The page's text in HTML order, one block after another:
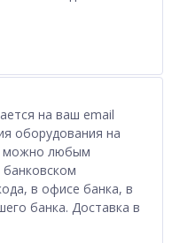
на ваш email
оборудования на
можно любым
в офисе банка, в
банка. Доставка в